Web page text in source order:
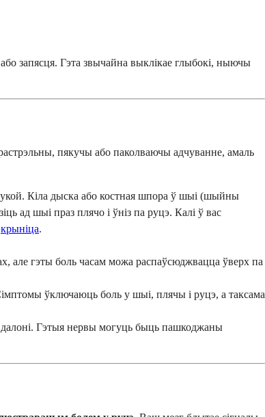
запясця. Гэта звычайна выклікае глыбокі, ныючы
пякучы або паколваючы адчуванне, амаль
Кіла дыска або костная шпора ў шыі (шыйны
ад шыі праз плячо і ўніз па руцэ. Калі ў вас
крыніца.
але гэты боль часам можа распаўсюджвацца ўверх па
ўключаюць боль у шыі, плячы і руцэ, а таксама
і далоні. Гэтыя нервы могуць быць пашкоджаны